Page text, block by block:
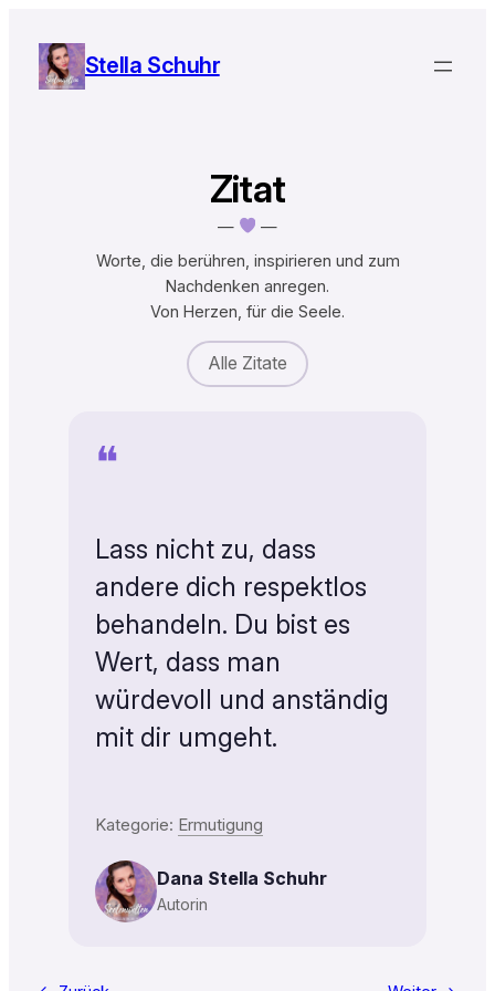
Inhalt
springen
Stella Schuhr
Zitat
—
—
Worte, die berühren, inspirieren und zum
Nachdenken anregen.
Von Herzen, für die Seele.
Alle Zitate
❝
Lass nicht zu, dass
andere dich respektlos
behandeln. Du bist es
Wert, dass man
würdevoll und anständig
mit dir umgeht.
Kategorie: Ermutigung
Dana Stella Schuhr
Autorin